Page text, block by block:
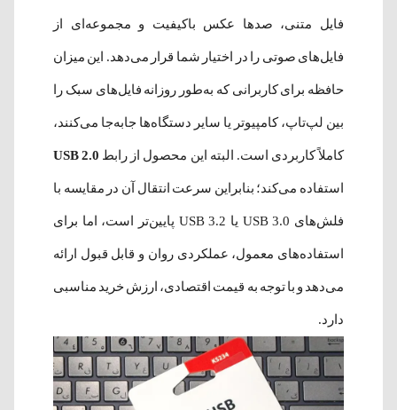
فایل متنی، صدها عکس باکیفیت و مجموعه‌ای از
فایل‌های صوتی را در اختیار شما قرار می‌دهد. این میزان
حافظه برای کاربرانی که به‌طور روزانه فایل‌های سبک را
بین لپ‌تاپ، کامپیوتر یا سایر دستگاه‌ها جابه‌جا می‌کنند،
کاملاً کاربردی است. البته این محصول از رابط USB 2.0
استفاده می‌کند؛ بنابراین سرعت انتقال آن در مقایسه با
فلش‌های USB 3.0 یا USB 3.2 پایین‌تر است، اما برای
استفاده‌های معمول، عملکردی روان و قابل قبول ارائه
می‌دهد و با توجه به قیمت اقتصادی، ارزش خرید مناسبی
دارد.